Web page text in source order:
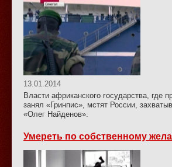
13.01.2014
Власти африканского государства, где
занял «Гринпис», мстят России,
«Олег Найденов».
Умереть по собственному